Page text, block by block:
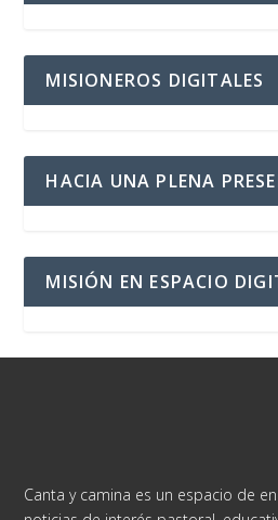
MISIONEROS DIGITALES
HACIA UNA PLENA
MISIÓN EN ESPACIO
Canta y camina es un espacio de